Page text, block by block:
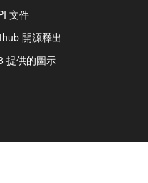
文件
開源釋出
提供的圖示